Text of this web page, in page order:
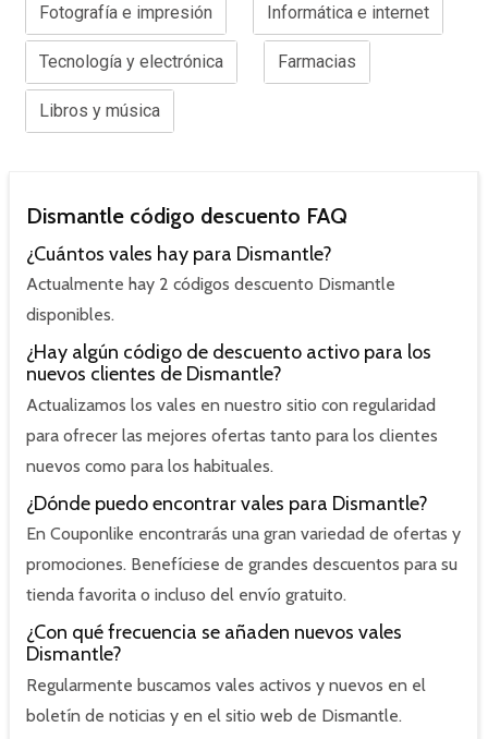
Fotografía e impresión Informática e internet
Tecnología y electrónica Farmacias
Libros y música
Dismantle código descuento FAQ
¿Cuántos vales hay para Dismantle?
Actualmente hay 2 códigos descuento Dismantle
disponibles.
¿Hay algún código de descuento activo para los
nuevos clientes de Dismantle?
Actualizamos los vales en nuestro sitio con regularidad
para ofrecer las mejores ofertas tanto para los clientes
nuevos como para los habituales.
¿Dónde puedo encontrar vales para Dismantle?
En Couponlike encontrarás una gran variedad de ofertas y
promociones. Benefíciese de grandes descuentos para su
tienda favorita o incluso del envío gratuito.
¿Con qué frecuencia se añaden nuevos vales
Dismantle?
Regularmente buscamos vales activos y nuevos en el
boletín de noticias y en el sitio web de Dismantle.